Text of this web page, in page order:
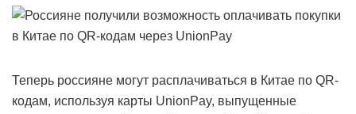
Теперь россияне могут расплачиваться в Китае по QR-
кодам, используя карты UnionPay, выпущенные